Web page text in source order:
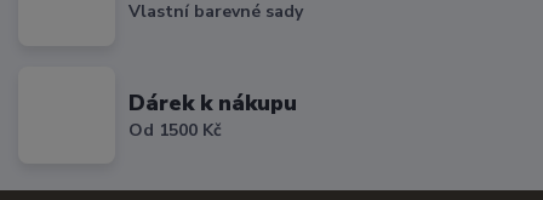
Vlastní barevné sady
Dárek k nákupu
Od 1500 Kč